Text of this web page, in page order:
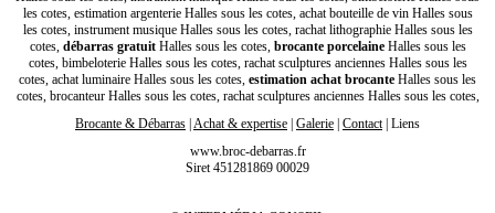
les cotes, estimation argenterie Halles sous les cotes, achat bouteille de vin Halles sous
les cotes, instrument musique Halles sous les cotes, rachat lithographie Halles sous les
cotes, débarras gratuitHalles sous les cotes, brocante porcelaineHalles sous les
cotes, bimbeloterie Halles sous les cotes, rachat sculptures anciennes Halles sous les
cotes, achat luminaire Halles sous les cotes, estimation achat brocante Halles sous les
cotes, brocanteur Halles sous les cotes, rachat sculptures anciennes Halles sous les cotes,
Brocante & Débarras Achat & expertise Galerie Contact| Liens
www.broc-debarras.fr
Siret 451281869 00029